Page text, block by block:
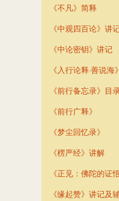
《不凡》简释
《中观四百论》讲
《中论密钥》讲记
《入行论释·善说海
《前行备忘录》目
《前行广释》
《梦尘回忆录》
《楞严经》讲解
《正见：佛陀的证悟
《缘起赞》讲记及